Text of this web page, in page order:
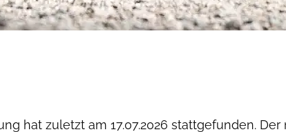
hat zuletzt am 17.07.2026 stattgefunden. Der